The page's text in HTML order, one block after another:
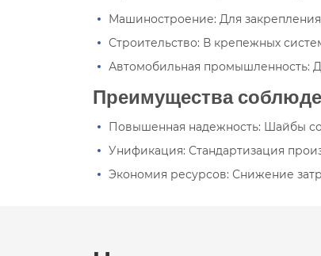
Машиностроение: Для
Строительство: В крепежных
Автомобильная промышленность:
Преимущества
Повышенная надежность: Шайбы
Унификация: Стандартизация
Экономия ресурсов: Снижение